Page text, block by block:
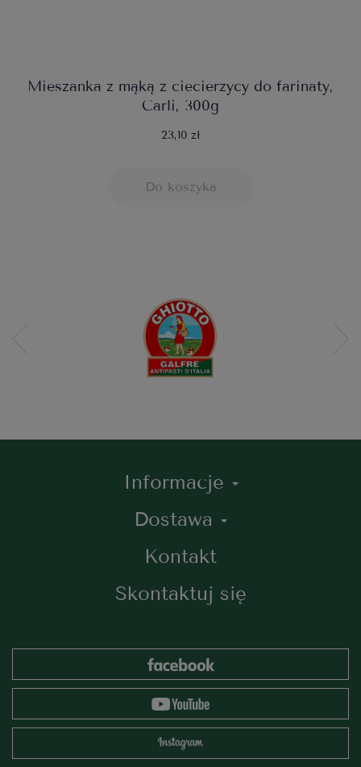
Mieszanka z mąką z ciecierzycy do farinaty,
Carli, 300g
23,10 zł
Do koszyka
Informacje
Dostawa
Kontakt
Skontaktuj się